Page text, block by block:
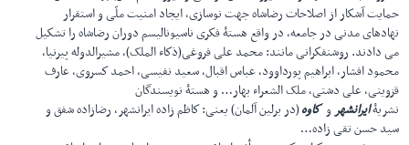
حمایت آشكار از اصلاحات رضاشاه جهت نوسازی، ایجاد امنیت ملّی و استقرار
نهادهای مدنی در جامعه، در واقع هستۀ فكری ناسیونالیسم دوران رضاشاه را تشكیل
می دادند. روشنفكرانی مانند: محمد علی فروغی(ذكاء الملک)، مشیرالدوله پیرنیا،
محمود افشار، ابراهیم پورداوود، عباس اقبال، سعید نفیسی، احمد كسروی، عارف
قزوینی، علی دشتی، ملک الشعراء بهار… و هستۀ نویسندگان
نشریۀایرانشهروكاوه(در برلین آلمان) یعنی: كاظم زاده ایرانشهر، رضازاده شفق و
سید حسن تقی زاده…